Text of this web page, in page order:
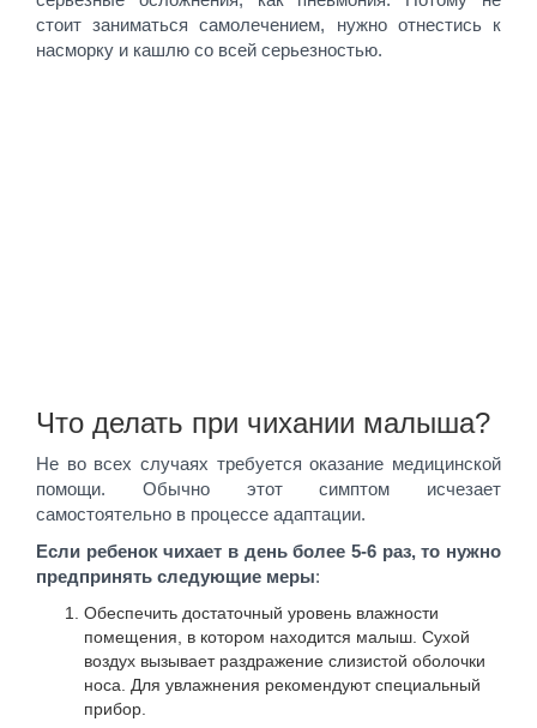
стоит заниматься самолечением, нужно отнестись к
насморку и кашлю со всей серьезностью.
Что делать при чихании малыша?
Не во всех случаях требуется оказание медицинской
помощи. Обычно этот симптом исчезает
самостоятельно в процессе адаптации.
Если ребенок чихает в день более 5-6 раз, то нужно
предпринять следующие меры:
Обеспечить достаточный уровень влажности
помещения, в котором находится малыш. Сухой
воздух вызывает раздражение слизистой оболочки
носа. Для увлажнения рекомендуют специальный
прибор.